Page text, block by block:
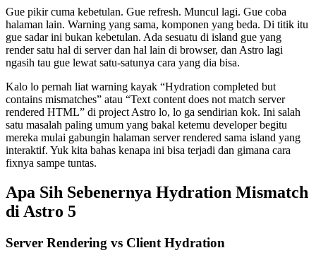
Gue pikir cuma kebetulan. Gue refresh. Muncul lagi. Gue coba
halaman lain. Warning yang sama, komponen yang beda. Di titik itu
gue sadar ini bukan kebetulan. Ada sesuatu di island gue yang
render satu hal di server dan hal lain di browser, dan Astro lagi
ngasih tau gue lewat satu-satunya cara yang dia bisa.
Kalo lo pernah liat warning kayak “Hydration completed but
contains mismatches” atau “Text content does not match server
rendered HTML” di project Astro lo, lo ga sendirian kok. Ini salah
satu masalah paling umum yang bakal ketemu developer begitu
mereka mulai gabungin halaman server rendered sama island yang
interaktif. Yuk kita bahas kenapa ini bisa terjadi dan gimana cara
fixnya sampe tuntas.
Apa Sih Sebenernya Hydration Mismatch
di Astro 5
Server Rendering vs Client Hydration